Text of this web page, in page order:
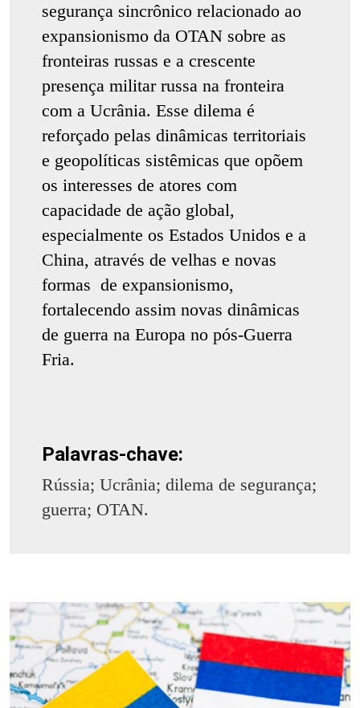
segurança sincrônico relacionado ao
expansionismo da OTAN sobre as
fronteiras russas e a crescente
presença militar russa na fronteira
com a Ucrânia. Esse dilema é
reforçado pelas dinâmicas territoriais
e geopolíticas sistêmicas que opõem
os interesses de atores com
capacidade de ação global,
especialmente os Estados Unidos e a
China, através de velhas e novas
formas de expansionismo,
fortalecendo assim novas dinâmicas
de guerra na Europa no pós-Guerra
Fria.
Palavras-chave:
Rússia; Ucrânia; dilema de segurança;
guerra; OTAN.